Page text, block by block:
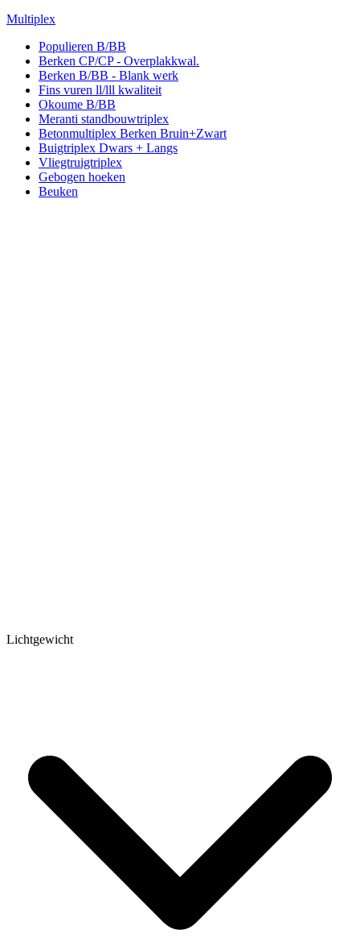
Multiplex
Populieren B/BB
Berken CP/CP - Overplakkwal.
Berken B/BB - Blank werk
Fins vuren ll/lll kwaliteit
Okoume B/BB
Meranti standbouwtriplex
Betonmultiplex Berken Bruin+Zwart
Buigtriplex Dwars + Langs
Vliegtruigtriplex
Gebogen hoeken
Beuken
Lichtgewicht